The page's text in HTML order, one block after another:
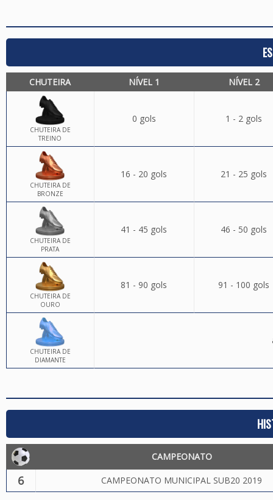
CHUTEIRA NÍVEL 1 NÍVEL 2
CHUTEIRA DE
TREINO
0 gols 1 - 2 gols
CHUTEIRA DE
BRONZE
16 - 20 gols 21 - 25 gols
CHUTEIRA DE
PRATA
41 - 45 gols 46 - 50 gols
CHUTEIRA DE
OURO
81 - 90 gols 91 - 100 gols
CHUTEIRA DE
DIAMANTE
CAMPEONATO
6 CAMPEONATO MUNICIPAL SUB20 2019